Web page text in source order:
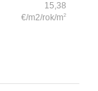
15,38
€/m2/rok/m2